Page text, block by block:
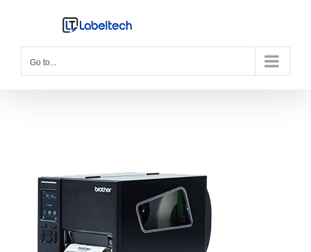
Go to...